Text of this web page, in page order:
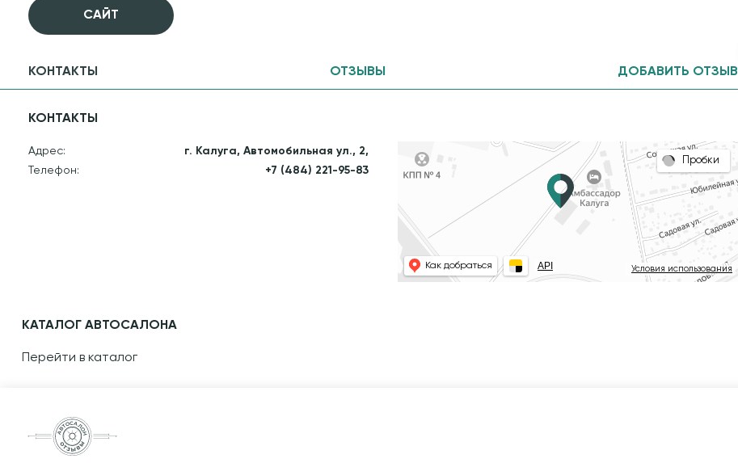
CАЙТ
КОНТАКТЫ ОТЗЫВЫ ДОБАВИТЬ ОТЗЫВ
КОНТАКТЫ
Адрес:
г. Калуга, Автомобильная ул., 2,
Телефон:
+7 (484) 221-95-83
Условия использования
Как добраться API
Пробки
КАТАЛОГ АВТОСАЛОНА
Перейти в каталог